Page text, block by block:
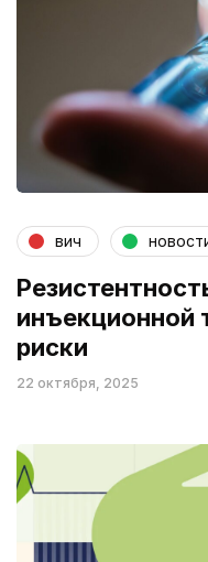
вич
инъекционной
риски
22 октября, 2025